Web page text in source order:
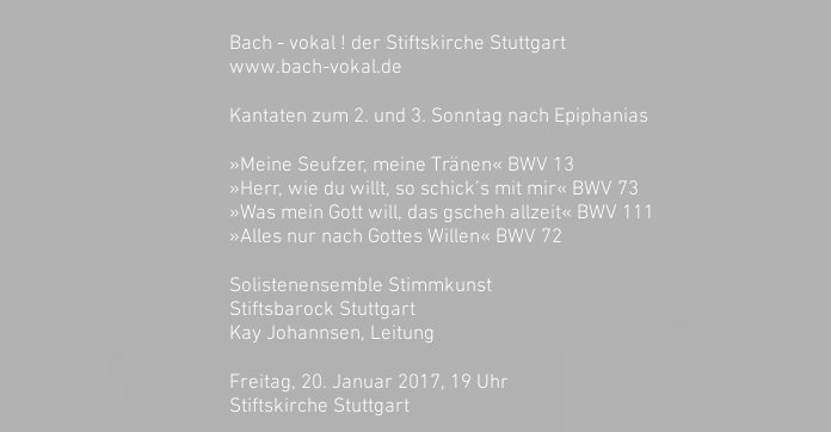
Bach - vokal ! der Stiftskirche Stuttgart
www.bach-vokal.de
Kantaten zum 2. und 3. Sonntag nach Epiphanias
»Meine Seufzer, meine Tränen« BWV 13
»Herr, wie du willt, so schick’s mit mir« BWV 73
»Was mein Gott will, das gscheh allzeit« BWV 111
»Alles nur nach Gottes Willen« BWV 72
Solistenensemble Stimmkunst
Stiftsbarock Stuttgart
Kay Johannsen, Leitung
Freitag, 20. Januar 2017, 19 Uhr
Stiftskirche Stuttgart